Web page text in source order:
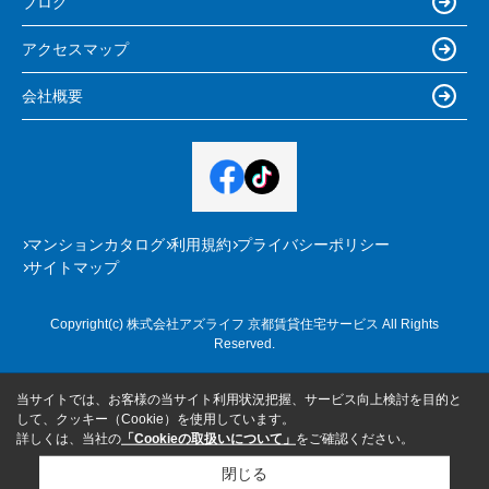
アクセスマップ
会社概要
マンションカタログ 利用規約 プライバシーポリシー
サイトマップ
Copyright(c) 株式会社アズライフ 京都賃貸住宅サービス All Rights
Reserved.
当サイトでは、お客様の当サイト利用状況把握、サービス向上検討を目的と
して、クッキー（Cookie）を使用しています。
詳しくは、当社の 「Cookieの取扱いについて」 をご確認ください。
閉じる